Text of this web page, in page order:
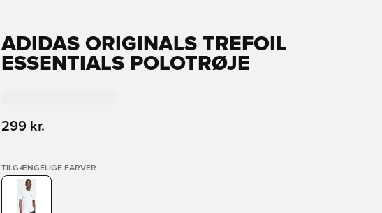
ADIDAS ORIGINALS TREFOIL
ESSENTIALS POLOTRØJE
299 kr.
TILGÆNGELIGE FARVER